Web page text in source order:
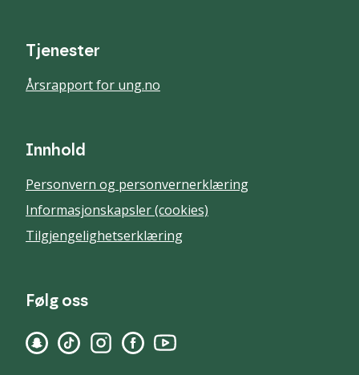
Tjenester
Årsrapport for ung.no
Innhold
Personvern og personvernerklæring
Informasjonskapsler (cookies)
Tilgjengelighetserklæring
Følg oss